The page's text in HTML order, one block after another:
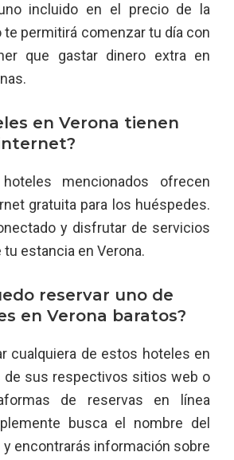
incluido en el precio de la
te permitirá comenzar tu día con
que gastar dinero extra en
en Verona tienen
mencionados ofrecen
gratuita para los huéspedes.
y disfrutar de servicios
tu estancia en Verona.
reservar uno de
en Verona baratos?
cualquiera de estos hoteles en
de sus respectivos sitios web o
de reservas en línea
busca el nombre del
y encontrarás información sobre